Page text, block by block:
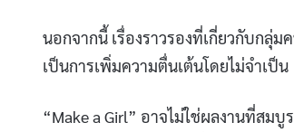
นอกจากนี้ เรื่องราวรองที่เกี่ยวกับกลุ่
เป็นการเพิ่มความตื่นเต้นโดยไม่จำเป็น
“Make a Girl” อาจไม่ใช่ผลงานที่สม